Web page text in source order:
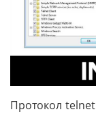
Протокол